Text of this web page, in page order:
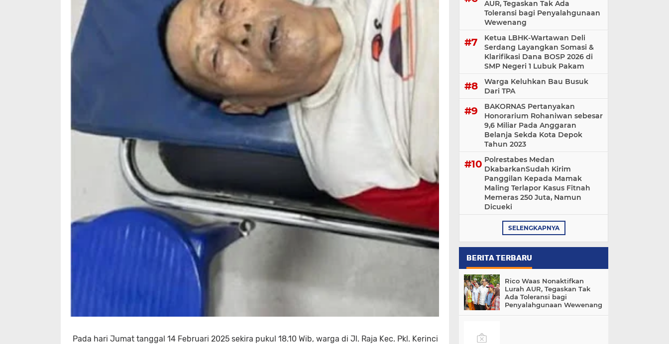
Pada hari Jumat tanggal 14 Februari 2025 sekira pukul 18.10 Wib, warga di Jl. Raja Kec. Pkl. Kerinci
AUR, Tegaskan Tak Ada
Toleransi bagi Penyalahgunaan
Wewenang
Ketua LBHK-Wartawan Deli
Serdang Layangkan Somasi &
Klarifikasi Dana BOSP 2026 di
SMP Negeri 1 Lubuk Pakam
Warga Keluhkan Bau Busuk
Dari TPA
BAKORNAS Pertanyakan
Honorarium Rohaniwan sebesar
9,6 Miliar Pada Anggaran
Belanja Sekda Kota Depok
Tahun 2023
Polrestabes Medan
DkabarkanSudah Kirim
Panggilan Kepada Mamak
Maling Terlapor Kasus Fitnah
Memeras 250 Juta, Namun
Dicueki
SELENGKAPNYA
BERITA TERBARU
Rico Waas Nonaktifkan
Lurah AUR, Tegaskan Tak
Ada Toleransi bagi
Penyalahgunaan Wewenang